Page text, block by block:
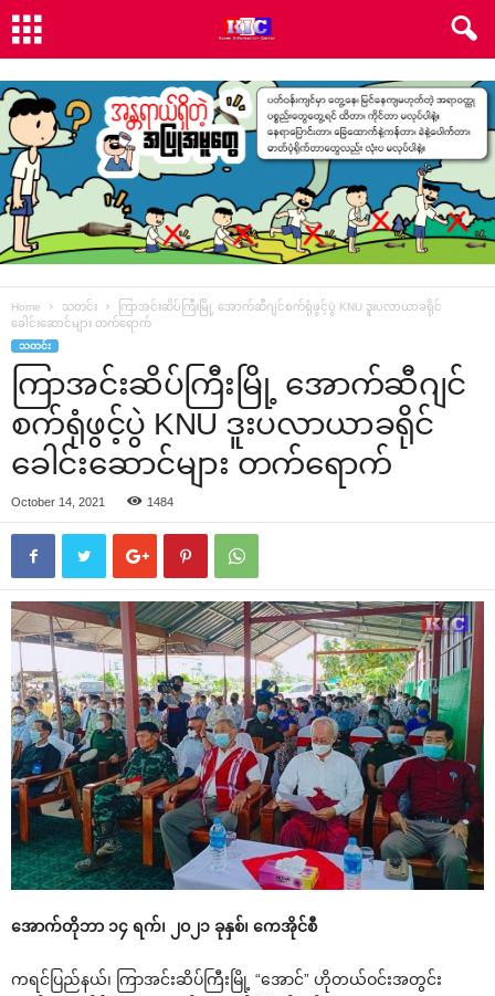
Home သတင်း
ကြာအင်းဆိပ်ကြီးမြို့ ‌အောက်ဆီဂျင်စက်ရုံဖွင့်ပွဲ KNU ဒူးပလာယာခရိုင်
‌ခေါင်း‌ဆောင်များ တက်‌ရောက်
သတင်း
ကြာအင်းဆိပ်ကြီးမြို့ ‌အောက်ဆီဂျင်
စက်ရုံဖွင့်ပွဲ KNU ဒူးပလာယာခရိုင်
‌ခေါင်း‌ဆောင်များ တက်‌ရောက်
October 14, 2021 1484
‌အောက်တိုဘာ ၁၄ ရက်၊ ၂ဝ၂၁ ခုနှစ်၊ ‌ကေအိုင်စီ
ကရင်ပြည်နယ်၊ ကြာအင်းဆိပ်ကြီးမြို့ “‌အောင်” ဟိုတယ်ဝင်းအတွင်း